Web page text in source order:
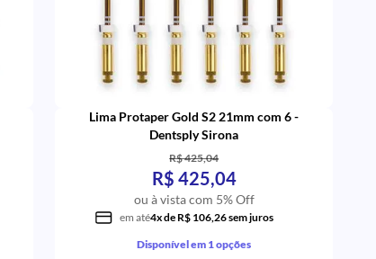
Lima Protaper Gold S2 21mm com 6 -
Dentsply Sirona
R$ 425,04
R$ 425,04
ou à vista com 5% Off
em até4x de R$ 106,26 sem juros
Disponível em 1 opções